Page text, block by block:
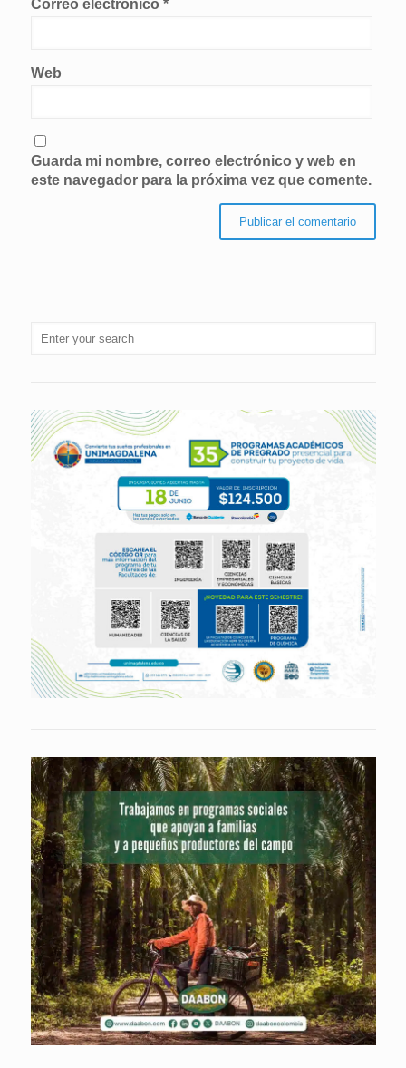
Correo electrónico *
Web
Guarda mi nombre, correo electrónico y web en
este navegador para la próxima vez que comente.